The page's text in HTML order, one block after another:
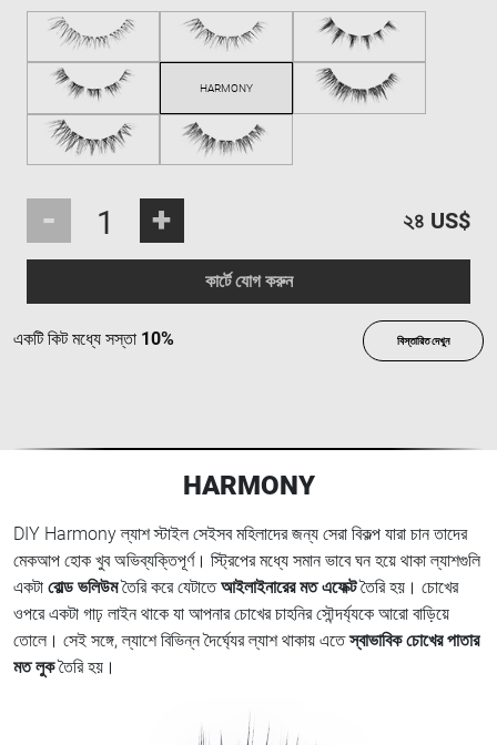
- + ২৪ US$
কার্টে যোগ করুন
একটি কিট মধ্যে সস্তা 10% বিস্তারিত দেখুন
HARMONY
DIY Harmony ল্যাশ স্টাইল সেইসব মহিলাদের জন্য সেরা বিকল্প যারা চান তাদের
মেকআপ হোক খুব অভিব্যক্তিপূর্ণ। স্ট্রিপের মধ্যে সমান ভাবে ঘন হয়ে থাকা ল্যাশগুলি
একটা বোল্ড ভলিউমতৈরি করে যেটাতেআইলাইনারের মত এফেক্টতৈরি হয়। চোখের
ওপরে একটা গাঢ় লাইন থাকে যা আপনার চোখের চাহনির সৌন্দর্য্যকে আরো বাড়িয়ে
তোলে। সেই সঙ্গে, ল্যাশে বিভিন্ন দৈর্ঘ্যের ল্যাশ থাকায় এতেস্বাভাবিক চোখের পাতার
মত লুকতৈরি হয়।